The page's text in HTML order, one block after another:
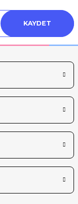
KAYDET